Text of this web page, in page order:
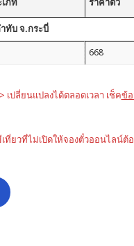
เภท ราคาตั๋ว
ทับ จ.กระบี่
668
เปลี่ยนแปลงได้ตลอดเวลา เช็คข้
ที่ยวที่ไม่เปิดให้จองตั๋วออนไลน์ต้